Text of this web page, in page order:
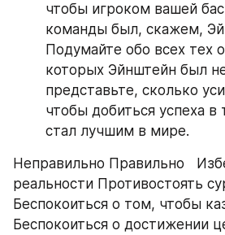
чтобы игроком вашей
команды был, скажем,
Подумайте обо всех тех
которых Эйнштейн был
представьте, сколько
чтобы добиться успеха в
стал лучшим в мире.
Неправильно Правильно
реальности Противостоять
Беспокоиться о том, чтобы
Беспокоиться о достижении